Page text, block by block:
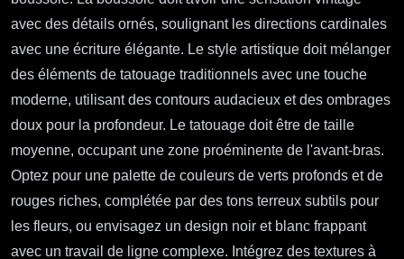
Prompt Flux 12 : Naviguer dans le Voyage de la Vie : Un
Tatouage de Boussole Florale
Prompt :
Concevez un tatouage pour le côté de l'avant-bras
présentant une boussole stylisée en son centre, entourée
d'éléments floraux complexes comme des roses en fleurs et
des vignes délicates qui s'enroulent autour des points de la